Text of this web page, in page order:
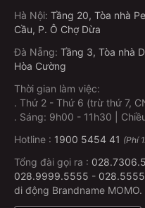
Hà Nội: Tầng 20, Tòa nhà
Cầu, P. Ô Chợ Dừa
Đà Nẵng: Tầng 3, Tòa nhà
Hòa Cường
Thời gian làm việc:
. Thứ 2 - Thứ 6 (trừ thứ 7,
. Sáng: 9h00 - 11h30 |
Hotline : 1900 5454 41 (Phí
Tổng đài gọi ra :
028.9999.5555 -
di động Brandname MOMO.